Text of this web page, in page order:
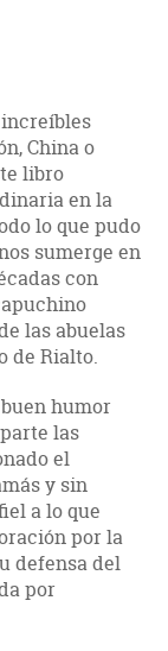
China o
libro
en la
lo que pudo
sumerge en
con
las abuelas
de Rialto.
humor
las
el
y sin
a lo que
por la
defensa del
por